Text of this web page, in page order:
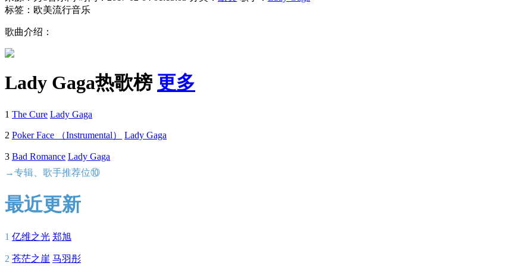
标签：欧美流行音乐
歌曲介绍：
Lady Gaga热歌榜 更多
1 The Cure Lady Gaga
2 Poker Face （Instrumental） Lady Gaga
3 Bad Romance Lady Gaga
→专辑、歌手推荐位⑩
最近更新
1 亿维之光 郑旭
2 苍茫之崖 马羽彤